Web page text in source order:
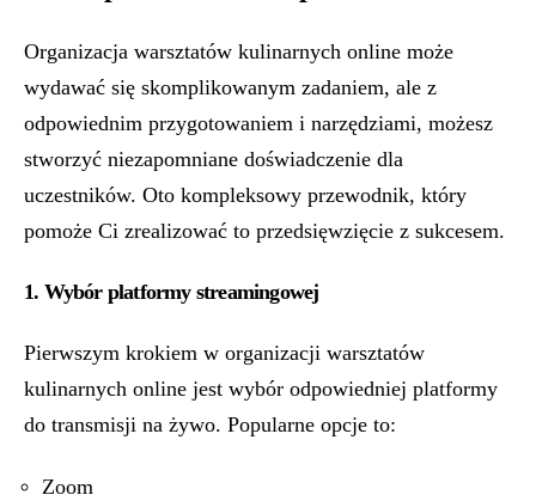
Organizacja warsztatów kulinarnych online może
wydawać się skomplikowanym zadaniem, ale z
odpowiednim przygotowaniem i narzędziami, możesz
stworzyć niezapomniane doświadczenie dla
uczestników. Oto kompleksowy przewodnik, który
pomoże Ci zrealizować to przedsięwzięcie z sukcesem.
1. Wybór platformy streamingowej
Pierwszym krokiem w organizacji warsztatów
kulinarnych online jest wybór odpowiedniej platformy
do transmisji na żywo. Popularne opcje to:
Zoom